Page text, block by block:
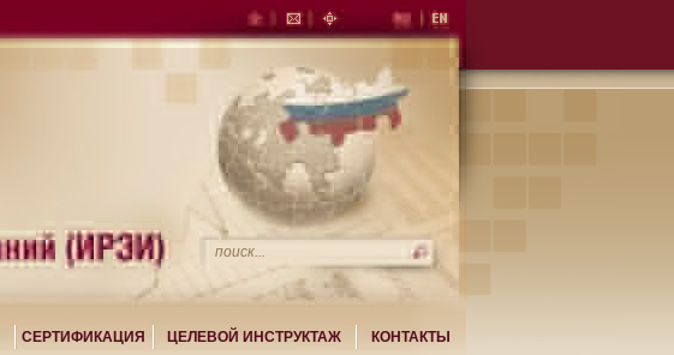
СЕРТИФИКАЦИЯ ЦЕЛЕВОЙ ИНСТРУКТАЖ КОНТАКТЫ